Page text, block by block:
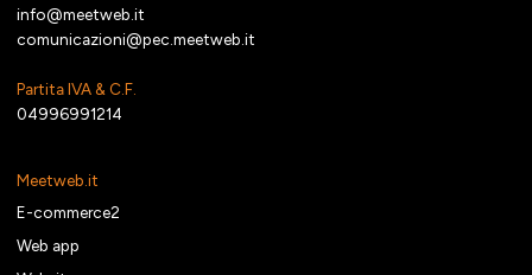
info@meetweb.it
comunicazioni@pec.meetweb.it
Partita IVA & C.F.
04996991214
Meetweb.it
E-commerce2
Web app